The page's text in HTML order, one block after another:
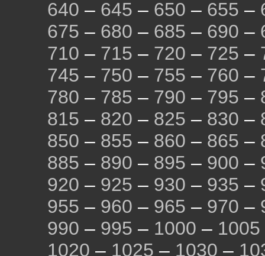
640 – 645 – 650 – 655 –
675 – 680 – 685 – 690 –
710 – 715 – 720 – 725 –
745 – 750 – 755 – 760 –
780 – 785 – 790 – 795 –
815 – 820 – 825 – 830 –
850 – 855 – 860 – 865 –
885 – 890 – 895 – 900 –
920 – 925 – 930 – 935 –
955 – 960 – 965 – 970 –
990 – 995 – 1000 – 1005
1020 – 1025 – 1030 –